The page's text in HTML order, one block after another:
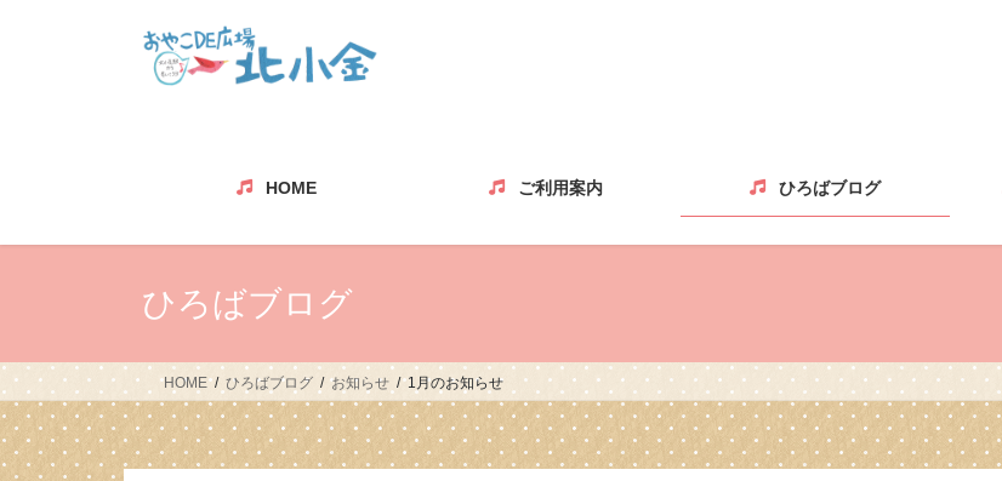
ッ
移
HOME ご利用案内 ひろばブログ
ひろばブログ
HOME ひろばブログ お知らせ 1月のお知らせ